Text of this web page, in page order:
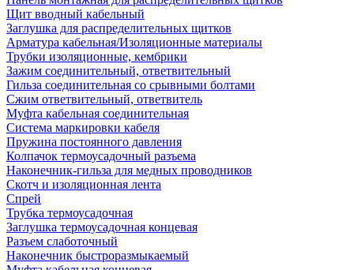
Щит вводный кабельный
Заглушка для распределительных щитков
Арматура кабельная/Изоляционные материалы
Трубки изоляционные, кембрики
Зажим соединительный, ответвительный
Гильза соединительная со срывными болтами
Сжим ответвительный, ответвитель
Муфта кабельная соединительная
Система маркировки кабеля
Пружина постоянного давления
Колпачок термоусадочный разъема
Наконечник-гильза для медных проводников
Скотч и изоляционная лента
Спрей
Трубка термоусадочная
Заглушка термоусадочная концевая
Разъем слаботочный
Наконечник быстроразмыкаемый